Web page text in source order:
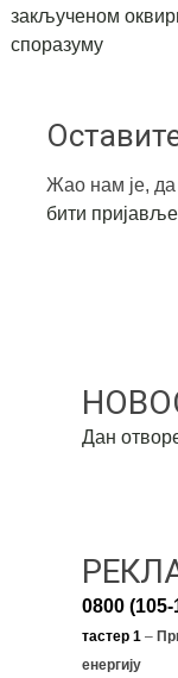
закљученом
споразуму
Жао нам је,
бити
Дан
0800 (105-
тастер 1–
енергију